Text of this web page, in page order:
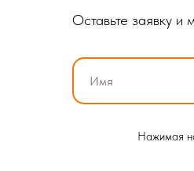
Оставьте заявку
Нажимая